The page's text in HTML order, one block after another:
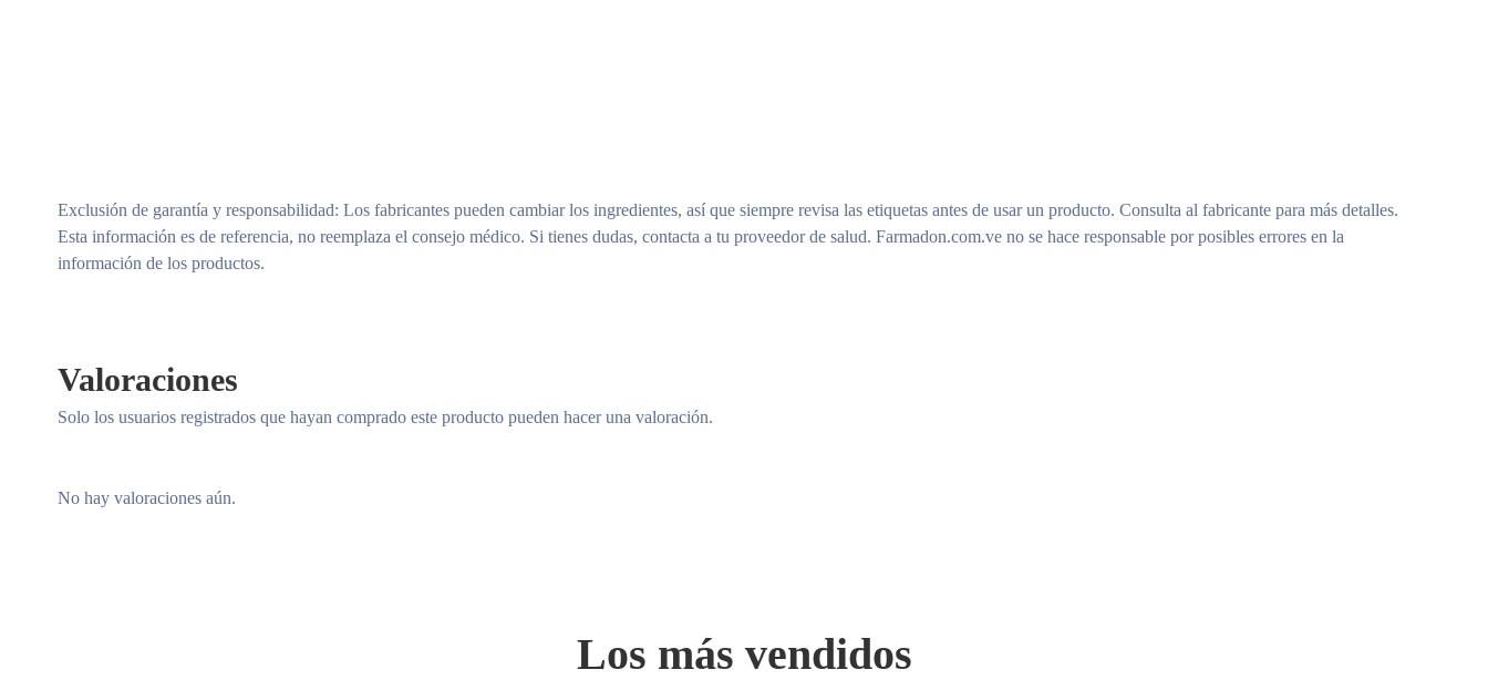
Exclusión de garantía y responsabilidad: Los fabricantes pueden cambiar los ingredientes, así que siempre revisa las etiquetas antes de usar un producto. Consulta al fabricante para más detalles.
Esta información es de referencia, no reemplaza el consejo médico. Si tienes dudas, contacta a tu proveedor de salud. Farmadon.com.ve no se hace responsable por posibles errores en la
información de los productos.
Valoraciones
No hay valoraciones aún.
Solo los usuarios registrados que hayan comprado este producto pueden hacer una valoración.
Los más vendidos